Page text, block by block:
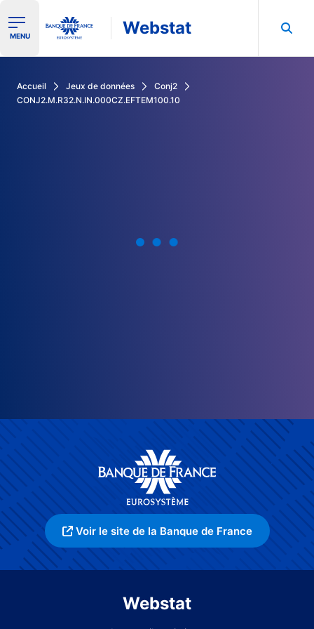
Ouvrir le menu de navigation
MENU Webstat
Accueil Jeux de données
Conj2
CONJ2.M.R32.N.IN.000CZ.EFTEM100.10
Voir le site de la Banque de France
Webstat